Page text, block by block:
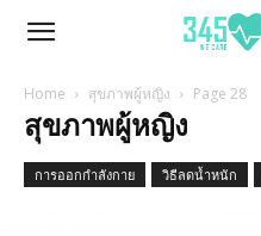
345Health
Home สุขภาพผู้หญิง Page 28
สุขภาพผู้หญิง
การออกกำลังกาย วิธีลดน้ำหนัก